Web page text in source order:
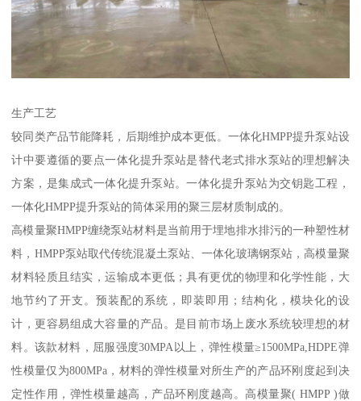
生产工艺
较同类产品节能降耗，后期维护成本更低。一体化HMPP提升泵站设
计中要遵循的要点一体化提升泵站是替代老式排水泵站的理想解决
方案，是集成式一体化提升泵站。一体化提升泵站为交钥匙工程，
一体化HMPP提升泵站的筒体采用的聚三层材质制成的。
高模量聚HMPP缠绕泵站材料是当前用于埋地排水排污的一种塑性材
料，HMPP泵站取代传统混凝土泵站、一体化玻璃钢泵站，高模量聚
材料轻质且结实，运输成本更低；具有更优的物理和化学性能，大
地节约了开支。预装配的系统，即装即用；结构化，模块化的设
计，更容易组成大容量的产品。是目前市场上废水系统较理想的材
料。该款材料，屈服强度30MPA以上，弹性模量≥1500MPa,HDPE弹
性模量仅为800MPa，材料的弹性模量对所生产的产品环刚度起到决
定性作用，弹性模量越高，产品环刚度越高。高模量聚( HMPP )做